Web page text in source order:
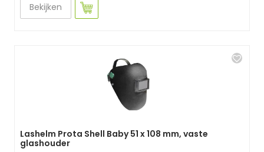
Bekijken
Lashelm Prota Shell Baby 51 x 108 mm, vaste
glashouder